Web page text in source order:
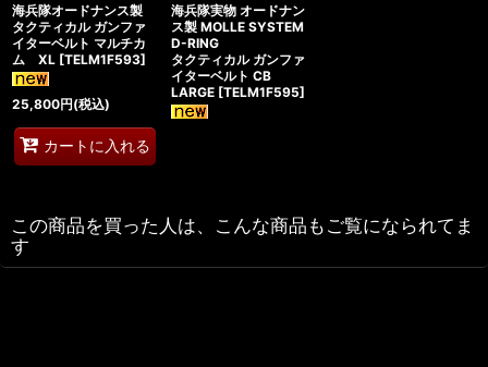
海兵隊オードナンス製
タクティカル ガンファ
イターベルト マルチカ
ム XL [TELM1F593]
25,800円(税込)
カートに入れる
海兵隊実物 オードナン
ス製 MOLLE SYSTEM
D-RING
タクティカル ガンファ
イターベルト CB
LARGE [TELM1F595]
この商品を買った人は、こんな商品もご覧になられてま
す